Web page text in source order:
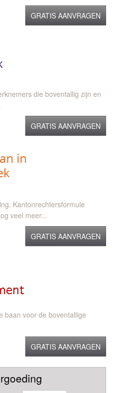
GRATIS AANVRAGEN
die boventallig zijn en
GRATIS AANVRAGEN
Kantonrechtersformule
veel meer...
GRATIS AANVRAGEN
baan voor de boventallige
GRATIS AANVRAGEN